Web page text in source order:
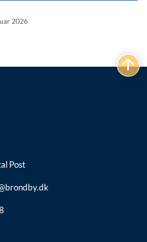
2026
Post